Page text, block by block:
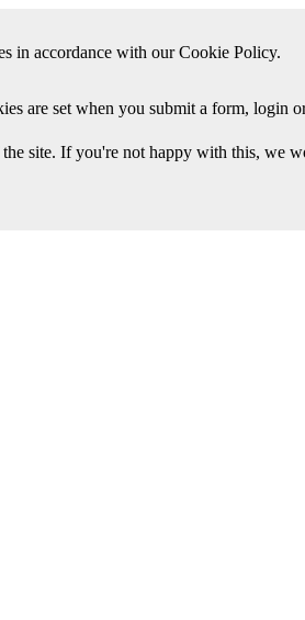
in accordance with our Cookie Policy.
are set when you submit a form, login
site. If you're not happy with this, we